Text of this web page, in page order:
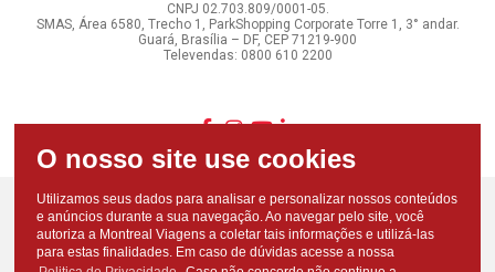
CNPJ 02.703.809/0001-05.
SMAS, Área 6580, Trecho 1, ParkShopping Corporate Torre 1, 3° andar.
Guará, Brasília – DF, CEP 71219-900
Televendas: 0800 610 2200
Utilizamos seus dados para analisar e personalizar nossos conteúdos
e anúncios durante a sua navegação. Ao navegar pelo site, você
autoriza a Montreal Viagens a coletar tais informações e utilizá-las
para estas finalidades. Em caso de dúvidas acesse a nossa